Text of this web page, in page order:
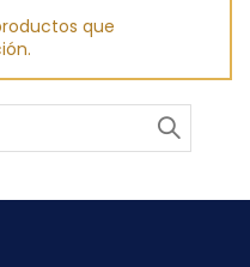
que